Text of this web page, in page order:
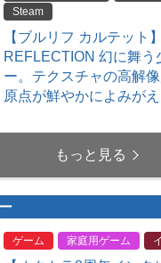
Steam
【ブルリフ カルテット
REFLECTION 幻に舞う
ー。テクスチャの高解
原点が鮮やかによみがえ
もっと見る
ゲーム 家庭用ゲーム